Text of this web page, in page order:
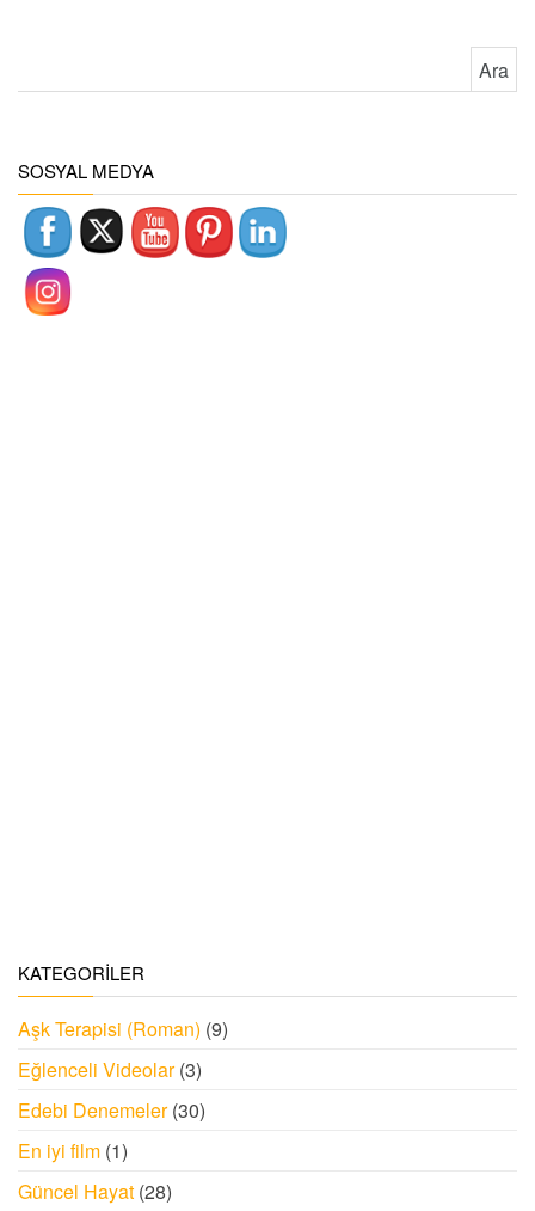
SOSYAL MEDYA
KATEGORILER
Aşk Terapisi (Roman) (9)
Eğlenceli Videolar(3)
Edebi Denemeler(30)
En iyi film (1)
Güncel Hayat (28)